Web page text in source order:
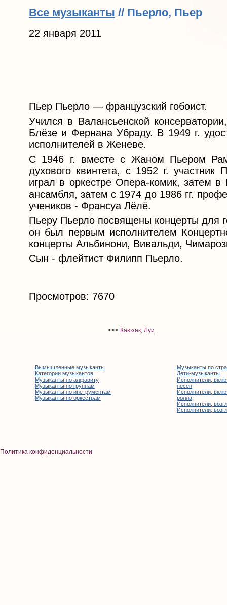
Все музыканты // Пьерло, Пьер
22 января 2011
Пьер Пьерло — французский гобоист.
Учился в Валансьенской
Блёзе и Фернана Убраду. В 1949 г.
исполнителей в Женеве.
С 1946 г. вместе с Жаном Пьером
духового квинтета, с 1952 г.
играл в оркестре Опера-комик, затем
ансамбля, затем с 1974 до 1986 гг.
учеников - Франсуа Лёлё.
Пьеру Пьерло посвящены концерты для
он был первым исполнителем
концерты Альбинони, Вивальди,
Сын - флейтист Филипп Пьерло.
Просмотров: 7670
<<< Каюзак, Луи
Вымышленные музыканты
Категории музыкантов
Музыканты по алфавиту
Музыканты по группам
Музыканты по инструментам
Музыканты по оркестрам
Музыканты по
Дети-музыканты
Исполнители,
песен
Исполнители,
ролла
Исполнители,
Исполнители,
Политика конфиденциальности